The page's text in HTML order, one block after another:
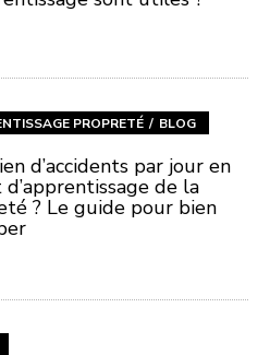
PROPRETÉ BLOG
d’accidents par jour en
de la
? Le guide pour bien